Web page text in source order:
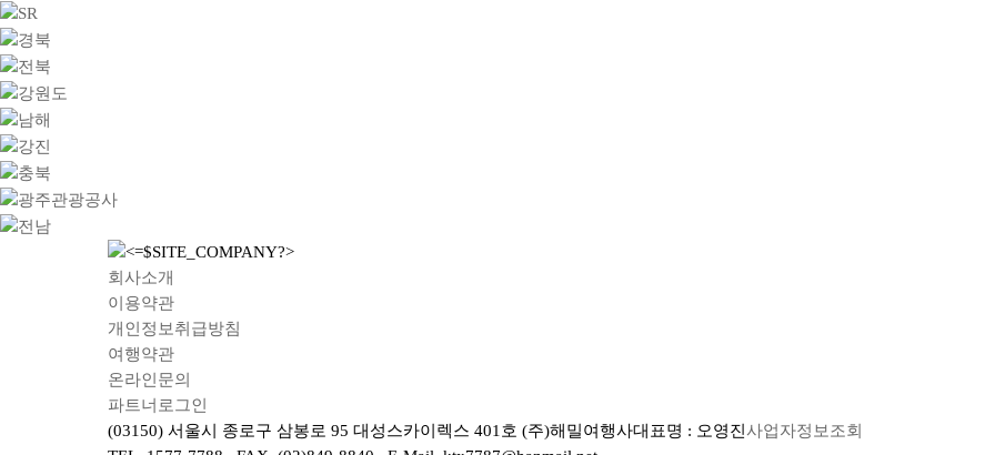
회사소개
이용약관
개인정보취급방침
여행약관
온라인문의
파트너로그인
(03150) 서울시 종로구 삼봉로 95 대성스카이렉스 401호 (주)해밀여행사대표명 : 오영진사업자정보조회